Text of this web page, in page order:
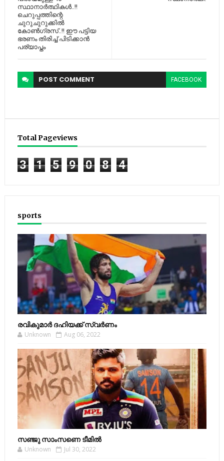
സ്ഥാനാര്‍ത്ഥികൾ..!!
ചെറുപ്പത്തിന്റെ
ചുറുചുറുക്കില്‍
കോണ്‍ഗ്രസ്..!! ഈ പട്ടിയ
ഭരണം തിരിച്ച് പിടിക്കാൻ
പര്യാപ്തം
POST COMMENT FACEBOOK
Total Pageviews
3 1 5 9 0 8 4
sports
രവികുമാര്‍ ദഹിയക്ക് സ്വര്‍ണം
Unknown Aug 06, 2022
സഞ്ജു സാംസണെ ടീമില്‍
Unknown Jul 30, 2022